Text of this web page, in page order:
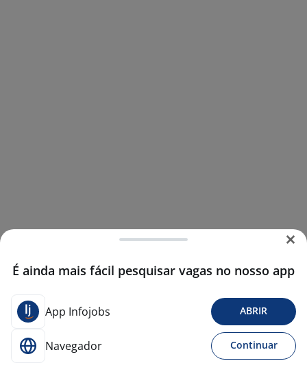
É ainda mais fácil pesquisar vagas no nosso app
App Infojobs ABRIR
Navegador Continuar